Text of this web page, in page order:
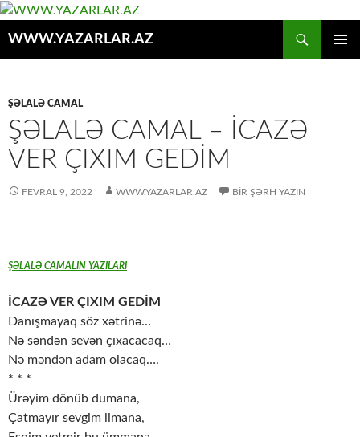
WWW.YAZARLAR.AZ
ŞƏLALƏ CAMAL
ŞƏLALƏ CAMAL – İCAZƏ
VER ÇIXIM GEDİM
FEVRAL 9, 2022 WWW.YAZARLAR.AZ BIR ŞƏRH YAZIN
ŞƏLALƏ CAMALIN YAZILARI
İCAZƏ VER ÇIXIM GEDİM
Danışmayaq söz xətrinə…
Nə səndən sevən çıxacacaq…
Nə məndən adam olacaq….
* * *
Ürəyim dönüb dumana,
Çatmayır sevgim limana,